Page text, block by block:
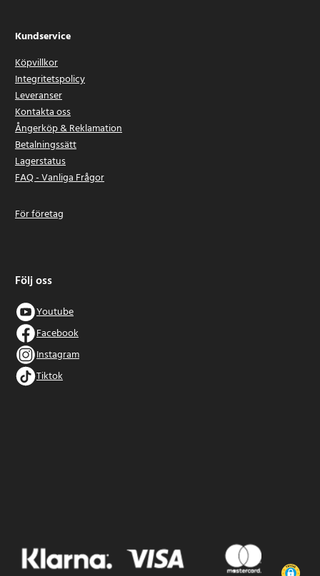
Kundservice
Köpvillkor
Integritetspolicy
Leveranser
Kontakta oss
Ångerköp & Reklamation
Betalningssätt
Lagerstatus
FAQ - Vanliga Frågor
För företag
Följ oss
Youtube
Facebook
Instagram
Tiktok